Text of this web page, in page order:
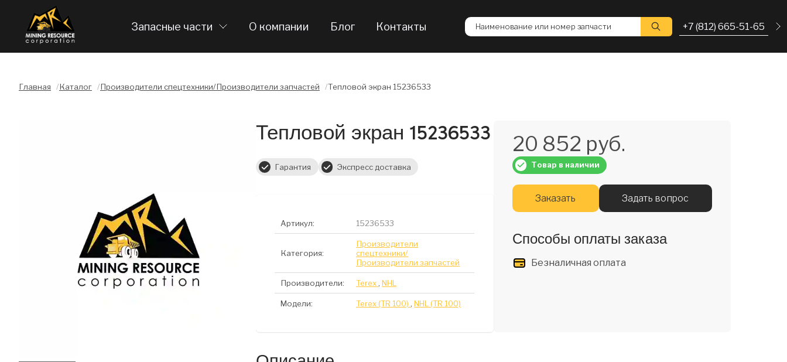
Запасные части О компании Блог Контакты Наименование или номер запчасти +7 (812) 665-51-65
Главная /Каталог /Производители спецтехники/Производители запчастей /Тепловой экран 15236533
Тепловой экран 15236533
Гарантия Экспресс доставка
Артикул: 15236533
Категория:
Производители
спецтехники/
Производители запчастей
Производители: Terex ,NHL
Модели: Terex (TR 100) ,NHL (TR 100)
20 852 руб.
Товар в наличии
Заказать Задать вопрос
Способы оплаты заказа
Безналичная оплата